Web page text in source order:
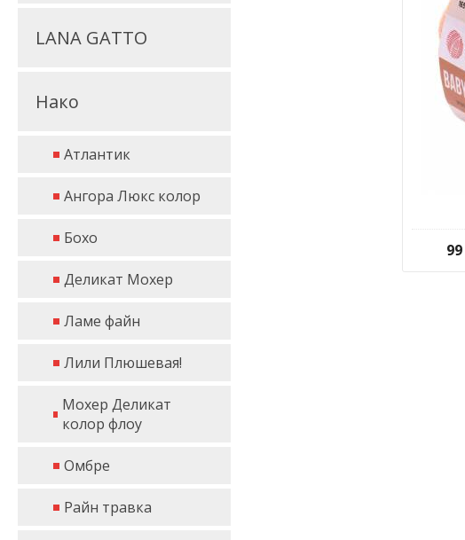
LANA GATTO
Нако
Атлантик
Ангора Люкс колор
Бохо
Деликат Мохер
Ламе файн
Лили Плюшевая!
Мохер Деликат
колор флоу
Омбре
Райн травка
99